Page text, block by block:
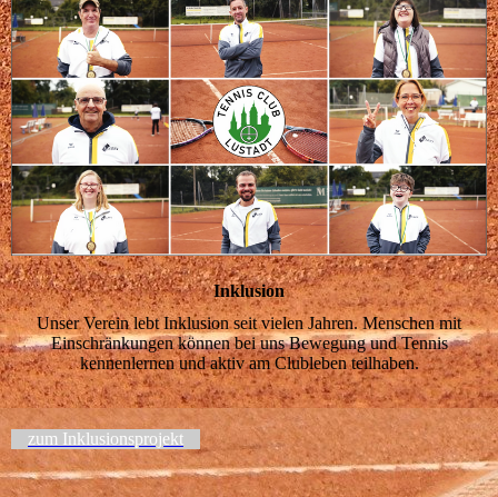
Inklusion
Unser Verein lebt Inklusion seit vielen Jahren. Menschen mit
Einschränkungen können bei uns Bewegung und Tennis
kennenlernen und aktiv am Clubleben teilhaben.
zum Inklusionsprojekt